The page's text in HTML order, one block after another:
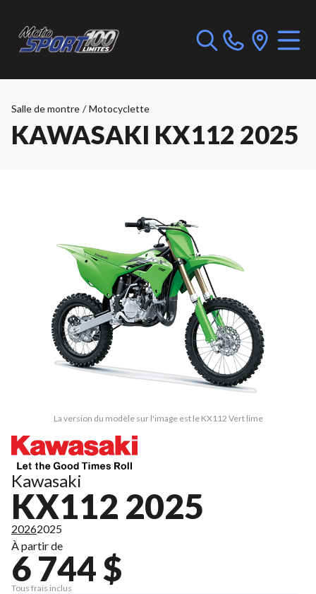
Salle de montre / Motocyclette
KAWASAKI KX112 2025
La version du modèle sur l'image est le KX112 Vert lime
Kawasaki
KX112 2025
20262025
À partir de
6 744 $
Tous frais inclus